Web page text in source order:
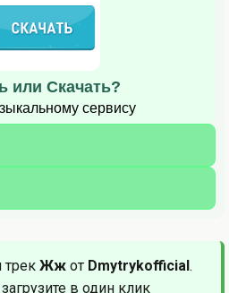
или Скачать?
сервису
трек Жж от Dmytrykofficial.
в один клик